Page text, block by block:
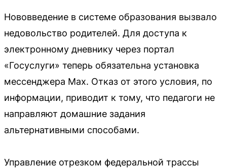
Нововведение в системе образования вызвало
недовольство родителей. Для доступа к
электронному дневнику через портал
«Госуслуги» теперь обязательна установка
мессенджера Max. Отказ от этого условия, по
информации, приводит к тому, что педагоги не
направляют домашние задания
альтернативными способами.
Управление отрезком федеральной трассы